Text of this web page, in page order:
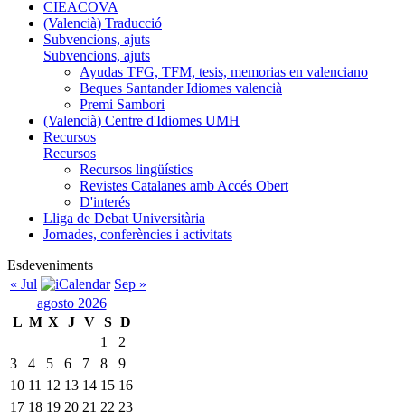
CIEACOVA
(Valencià) Traducció
Subvencions, ajuts
Subvencions, ajuts
Ayudas TFG, TFM, tesis, memorias en valenciano
Beques Santander Idiomes valencià
Premi Sambori
(Valencià) Centre d'Idiomes UMH
Recursos
Recursos
Recursos lingüístics
Revistes Catalanes amb Accés Obert
D'interés
Lliga de Debat Universitària
Jornades, conferències i activitats
Esdeveniments
« Jul
Sep »
agosto 2026
L M X J V S D
1
2
3
4 5 6 7 8
9
10 11 12 13 14 15 16
17 18 19 20 21 22 23